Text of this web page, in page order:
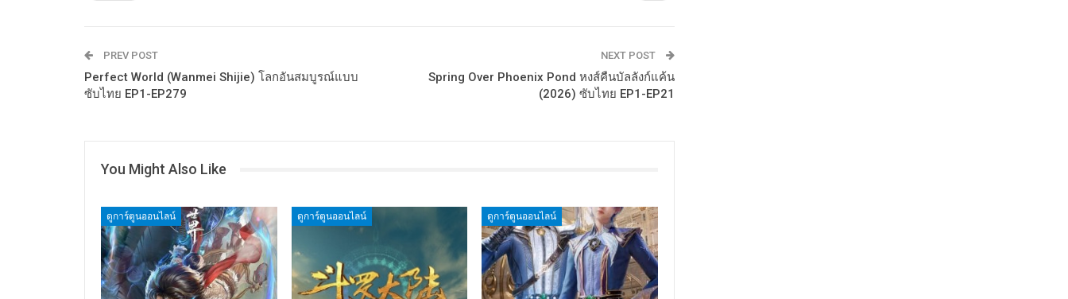
PREV POST
Perfect World (Wanmei Shijie) โลกอันสมบูรณ์แบบ
ซับไทย EP1-EP279
NEXT POST
Spring Over Phoenix Pond หงส์คืนบัลลังก์แค้น
(2026) ซับไทย EP1-EP21
You Might Also Like
ดูการ์ตูนออนไลน์ ดูการ์ตูนออนไลน์ ดูการ์ตูนออนไลน์